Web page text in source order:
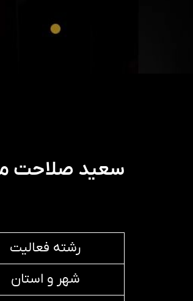
سعید صلاحت
رشته فعالیت
شهر و استان